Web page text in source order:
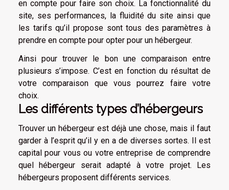
en compte pour faire son choix. La fonctionnalité du
site, ses performances, la fluidité du site ainsi que
les tarifs qu’il propose sont tous des paramètres à
prendre en compte pour opter pour un hébergeur.
Ainsi pour trouver le bon une comparaison entre
plusieurs s’impose. C’est en fonction du résultat de
votre comparaison que vous pourrez faire votre
choix.
Les différents types d’hébergeurs
Trouver un hébergeur est déjà une chose, mais il faut
garder à l’esprit qu’il y en a de diverses sortes. Il est
capital pour vous ou votre entreprise de comprendre
quel hébergeur serait adapté à votre projet. Les
hébergeurs proposent différents services.